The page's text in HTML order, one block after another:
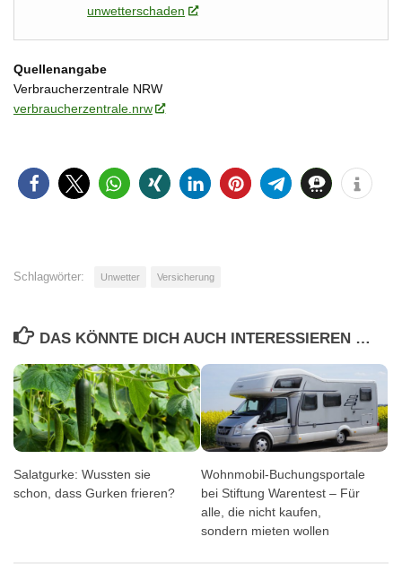
unwetterschaden
Quellenangabe
Verbraucherzentrale NRW
verbraucherzentrale.nrw
Schlagwörter: Unwetter Versicherung
DAS KÖNNTE DICH AUCH INTERESSIEREN …
Salatgurke: Wussten sie
schon, dass Gurken frieren?
Wohnmobil-Buchungsportale
bei Stiftung Warentest – Für
alle, die nicht kaufen,
sondern mieten wollen